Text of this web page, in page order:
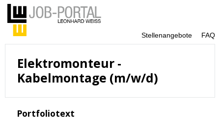
Stellenangebote FAQ
Elektromonteur -
Kabelmontage (m/w/d)
Portfoliotext